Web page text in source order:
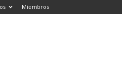
Miembros